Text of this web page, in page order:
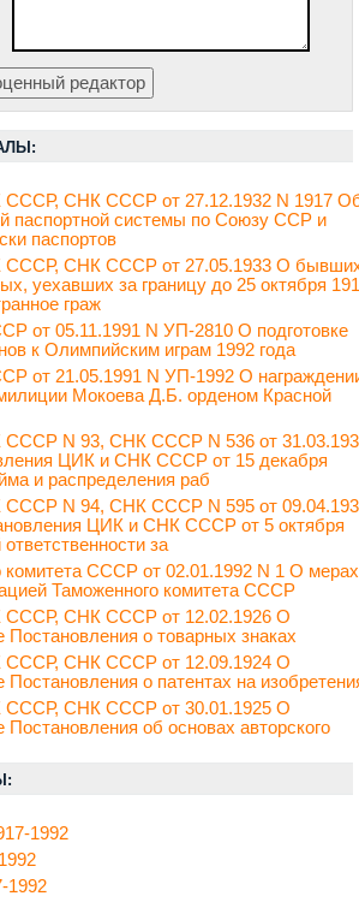
СССР, СНК СССР от 27.12.1932 N 1917
паспортной системы по Союзу ССР и
паспортов
СССР, СНК СССР от 27.05.1933 О
уехавших за границу до 25 октября
граж
от 05.11.1991 N УП-2810 О подготовке
к Олимпийским играм 1992 года
от 21.05.1991 N УП-1992 О
Мокоева Д.Б. орденом Красной
СССР N 93, СНК СССР N 536 от
ЦИК и СНК СССР от 15 декабря
и распределения раб
СССР N 94, СНК СССР N 595 от
ЦИК и СНК СССР от 5 октября
за
комитета СССР от 02.01.1992 N 1 О
Таможенного комитета СССР
СССР, СНК СССР от 12.02.1926 О
Постановления о товарных знаках
СССР, СНК СССР от 12.09.1924 О
Постановления о патентах на
СССР, СНК СССР от 30.01.1925 О
Постановления об основах авторского
1992
1992